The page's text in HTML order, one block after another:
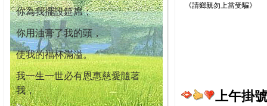
你為我擺設筵席；
你用油膏了我的頭，
使我的福杯滿溢。
我一生一世必有恩惠慈愛隨著
我，
《請鄉親勿上當受騙》
上午掛